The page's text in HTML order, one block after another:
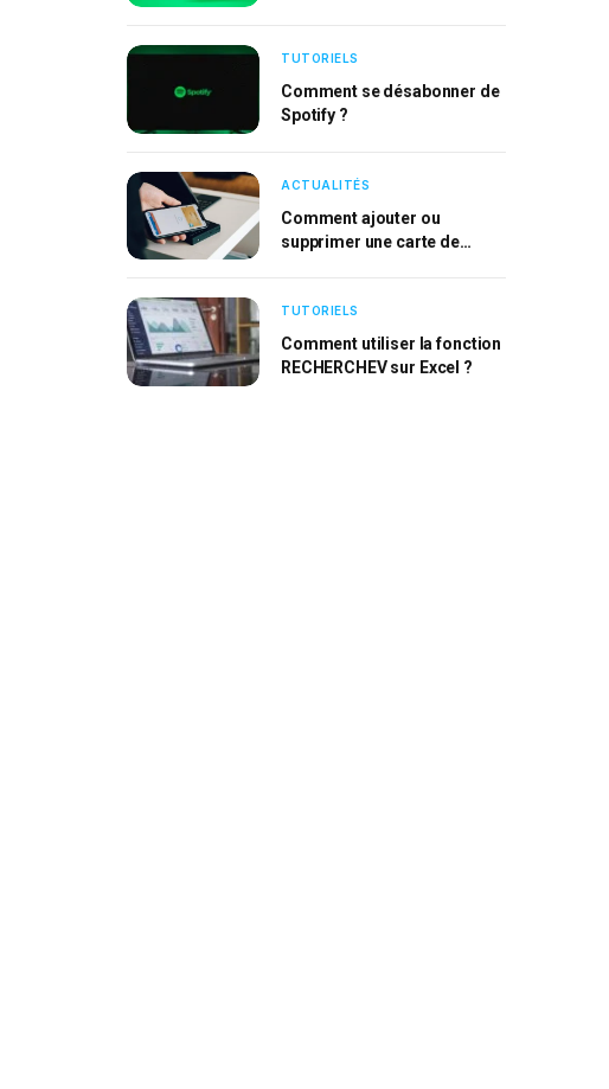
TUTORIELS
Comment se désabonner de
Spotify ?
ACTUALITÉS
Comment ajouter ou
supprimer une carte de
TUTORIELS
Comment utiliser la fonction
RECHERCHEV sur Excel ?